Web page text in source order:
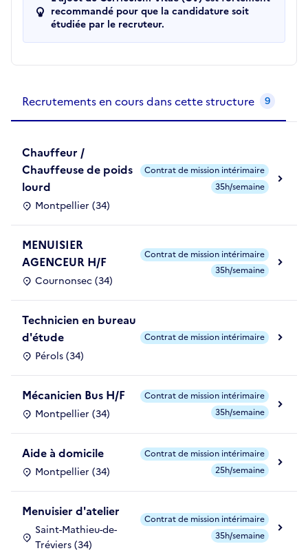
recommandé pour que la candidature soit
étudiée par le recruteur.
Recrutements en cours dans cette structure 9
Chauffeur /
Chauffeuse de poids
lourd
Montpellier (34)
Contrat de mission intérimaire
35h/semaine
MENUISIER
AGENCEUR H/F
Cournonsec (34)
Contrat de mission intérimaire
35h/semaine
Technicien en bureau
d'étude
Pérols (34)
Contrat de mission intérimaire
Mécanicien Bus H/F
Montpellier (34)
Contrat de mission intérimaire
35h/semaine
Aide à domicile
Montpellier (34)
Contrat de mission intérimaire
25h/semaine
Menuisier d'atelier
Saint-Mathieu-de-
Tréviers (34)
Contrat de mission intérimaire
35h/semaine